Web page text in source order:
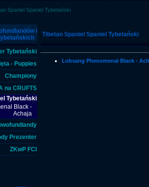
Spaniel Spaniel Tybetański
i
Tybetański
- Puppies
Championy
na CRUFTS
Tybetański
Black -
Achaja
Prezenter
ZKwP FCI
Tibetan Spaniel Spaniel Tybetański
Lobsang Phenomenal Black -